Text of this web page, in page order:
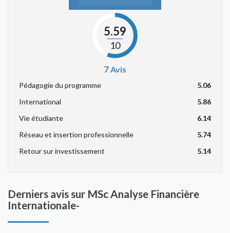
5.59
10
7Avis
Pédagogie du programme
5.06
International
5.86
Vie étudiante
6.14
Réseau et insertion professionnelle
5.74
Retour sur investissement
5.14
Derniers avis sur MSc Analyse Financière
Internationale-